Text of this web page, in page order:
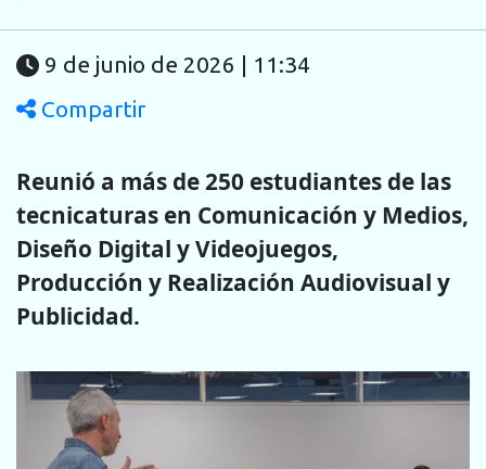
9 de junio de 2026 | 11:34
Compartir
Reunió a más de 250 estudiantes de las
tecnicaturas en Comunicación y Medios,
Diseño Digital y Videojuegos,
Producción y Realización Audiovisual y
Publicidad.